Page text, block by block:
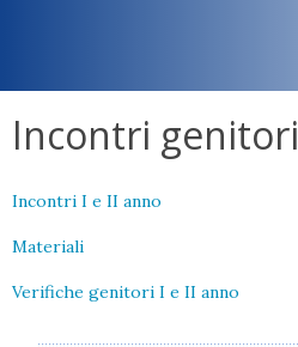
Incontri genitori
Incontri I e II anno
Materiali
Verifiche genitori I e II anno